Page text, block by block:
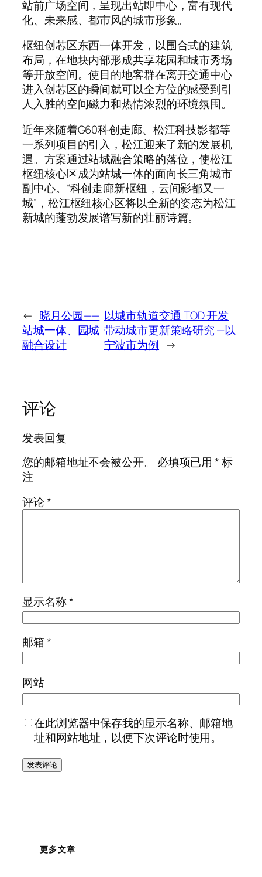
站前广场空间，呈现出站即中心，富有现代
化、未来感、都市风的城市形象。
枢纽创芯区东西一体开发，以围合式的建筑
布局，在地块内部形成共享花园和城市秀场
等开放空间。使目的地客群在离开交通中心
进入创芯区的瞬间就可以全方位的感受到引
人入胜的空间磁力和热情浓烈的环境氛围。
近年来随着G60科创走廊、松江科技影都等
一系列项目的引入，松江迎来了新的发展机
遇。方案通过站城融合策略的落位，使松江
枢纽核心区成为站城一体的面向长三角城市
副中心。“科创走廊新枢纽，云间影都又一
城”，松江枢纽核心区将以全新的姿态为松江
新城的蓬勃发展谱写新的壮丽诗篇。
← 晓月公园——
站城一体、园城
融合设计
以城市轨道交通 TOD 开发
带动城市更新策略研究 —以
宁波市为例 →
评论
发表回复
您的邮箱地址不会被公开。
必填项已用*标
注
评论*
显示名称*
邮箱*
网站
在此浏览器中保存我的显示名称、邮箱地
址和网站地址，以便下次评论时使用。
更多文章